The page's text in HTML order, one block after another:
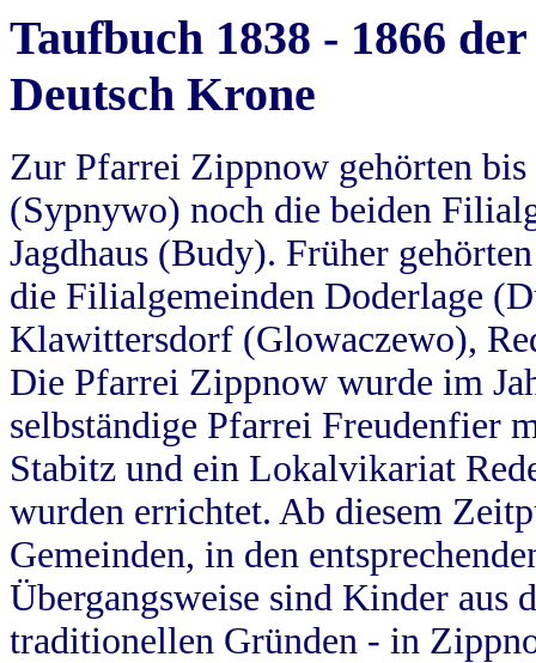
Taufbuch 1838 - 1866
Deutsch Krone
Zur Pfarrei Zippnow gehörten
(Sypnywo) noch die beiden
Jagdhaus (Budy). Früher
die Filialgemeinden Doderlage
Klawittersdorf (Glowaczewo),
Die Pfarrei Zippnow wurde im
selbständige Pfarrei Freudenfier
Stabitz und ein Lokalvikariat
wurden errichtet. Ab diesem
Gemeinden, in den
Übergangsweise sind Kinder aus
traditionellen Gründen - in